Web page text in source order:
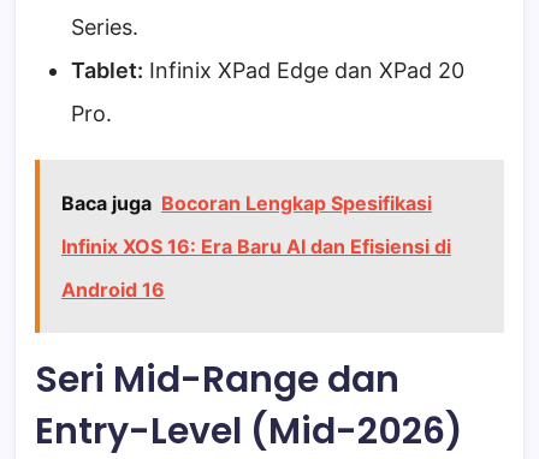
Series.
Tablet: Infinix XPad Edge dan XPad 20
Pro.
Baca juga Bocoran Lengkap Spesifikasi
Infinix XOS 16: Era Baru AI dan Efisiensi di
Android 16
Seri Mid-Range dan
Entry-Level (Mid-2026)